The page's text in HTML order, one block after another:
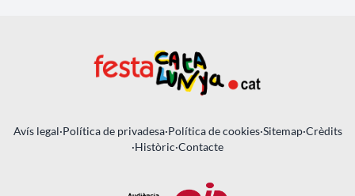
Avís legal·Política de privadesa·Política de cookies·Sitemap·Crèdits
·Històric·Contacte